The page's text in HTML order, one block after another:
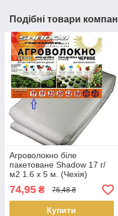
Подібні товари
Агроволокно біле
пакетоване Shadow 17 г/
м2 1.6 х 5 м. (Чехія)
74,95 ₴ 76,48 ₴
Купити